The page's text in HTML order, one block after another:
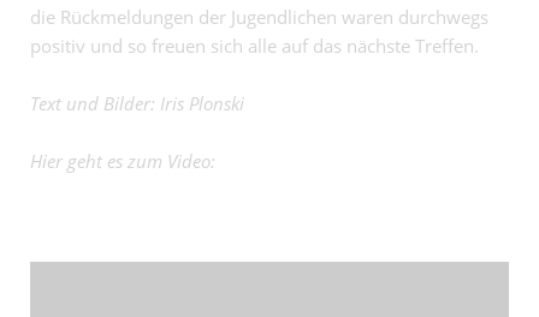
die Rückmeldungen der Jugendlichen waren durchwegs
positiv und so freuen sich alle auf das nächste Treffen.
Text und Bilder: Iris Plonski
Hier geht es zum Video: